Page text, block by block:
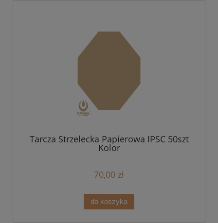
Tarcza Strzelecka Papierowa IPSC 50szt
Kolor
70,00 zł
do koszyka